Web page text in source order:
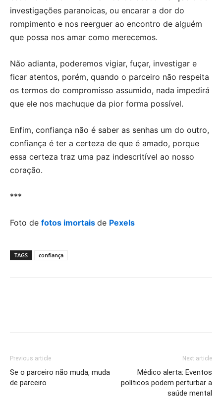
investigações paranoicas, ou encarar a dor do
rompimento e nos reerguer ao encontro de alguém
que possa nos amar como merecemos.
Não adianta, poderemos vigiar, fuçar, investigar e
ficar atentos, porém, quando o parceiro não respeita
os termos do compromisso assumido, nada impedirá
que ele nos machuque da pior forma possível.
Enfim, confiança não é saber as senhas um do outro,
confiança é ter a certeza de que é amado, porque
essa certeza traz uma paz indescritível ao nosso
coração.
***
Foto de fotos imortais de Pexels
TAGS confiança
Previous article
Se o parceiro não muda, muda
de parceiro
Next article
Médico alerta: Eventos
políticos podem perturbar a
saúde mental